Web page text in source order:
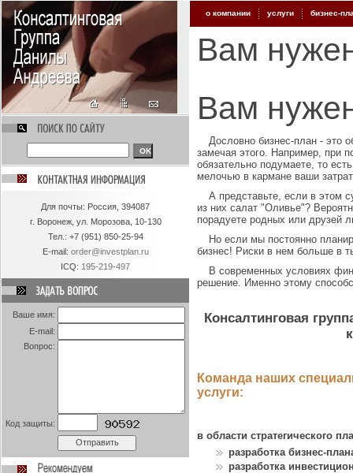
Для почты: Россия, 394087
г. Воронеж, ул. Морозова, 10-130
Тел.: +7 (951) 850-25-94
E-mail: order@investplan.ru
ICQ: 195-219-497
Ваше имя:
E-mail:
Вопрос:
Код защиты:
о компании услуги бизнес-
Вам
Вам
Дословно бизнес-план - это
замечая этого. Например, при
обязательно подумаете, то
мелочью в кармане ваши
А представьте, если в этом
из них салат "Оливье"?
порадуете родных или
Но если мы постоянно
бизнес! Риски в нем больше в
В современных условиях
решение. Именно этому
Консалтинговая
Команда наших
услуги:
в области стратегического
разработка бизнес-
разработка